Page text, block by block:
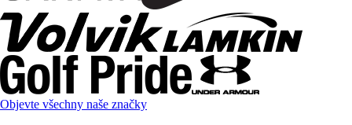
Objevte všechny naše značky